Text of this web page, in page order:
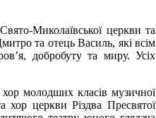
Миколаївської церкви та
та отець Василь, які всім
добробуту та миру. Усіх
молодших класів музичної
хор церкви Різдва Пресвятої